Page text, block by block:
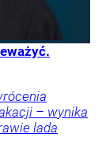
– wynika
lada